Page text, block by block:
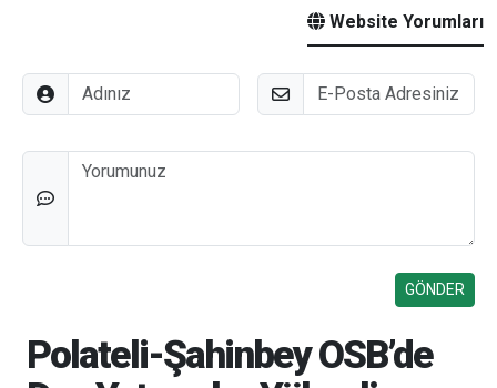
Website Yorumları
Adınız E-Posta
Düşünceleriniz
Polateli-Şahinbey OSB’de